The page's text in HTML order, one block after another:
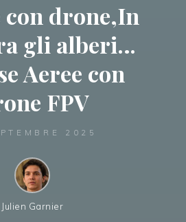
drone,In
gli alberi…
Aeree con
FPV
2025
Julien Garnier